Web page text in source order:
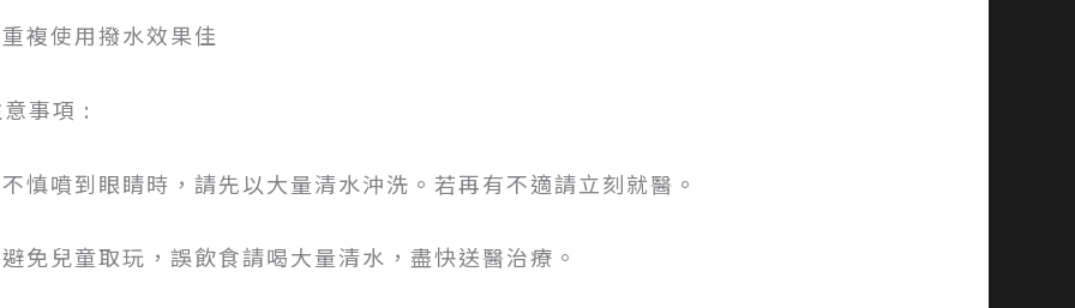
複使用撥水效果佳
事項 :
慎噴到眼睛時，請先以大量清水沖洗。若再有不適請立刻就醫。
免兒童取玩，誤飲食請喝大量清水，盡快送醫治療。